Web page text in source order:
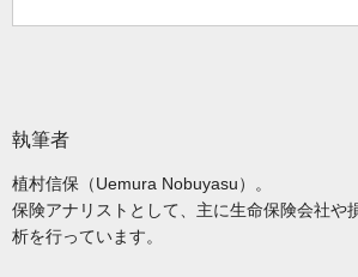
執筆者
植村信保（Uemura Nobuyasu）。
保険アナリストとして、主に生命保険会社や
析を行っています。